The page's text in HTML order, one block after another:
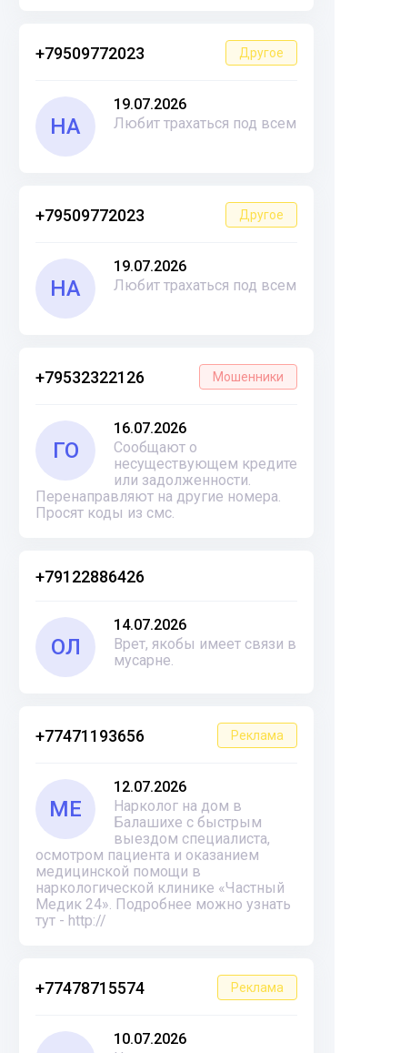
+79509772023 Другое
НА
19.07.2026
Любит трахаться под всем
+79509772023 Другое
НА
19.07.2026
Любит трахаться под всем
+79532322126 Мошенники
ГО
16.07.2026
Сообщают о
несуществующем кредите
или задолженности.
Перенаправляют на другие номера.
Просят коды из смс.
+79122886426
ОЛ
14.07.2026
Врет, якобы имеет связи в
мусарне.
+77471193656 Реклама
ME
12.07.2026
Нарколог на дом в
Балашихе с быстрым
выездом специалиста,
осмотром пациента и оказанием
медицинской помощи в
наркологической клинике «Частный
Медик 24». Подробнее можно узнать
тут - http://
+77478715574 Реклама
10.07.2026